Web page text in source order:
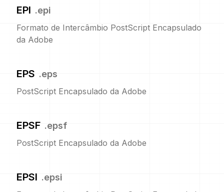
EPI .epi
Formato de Intercâmbio PostScript Encapsulado
da Adobe
EPS .eps
PostScript Encapsulado da Adobe
EPSF .epsf
PostScript Encapsulado da Adobe
EPSI .epsi